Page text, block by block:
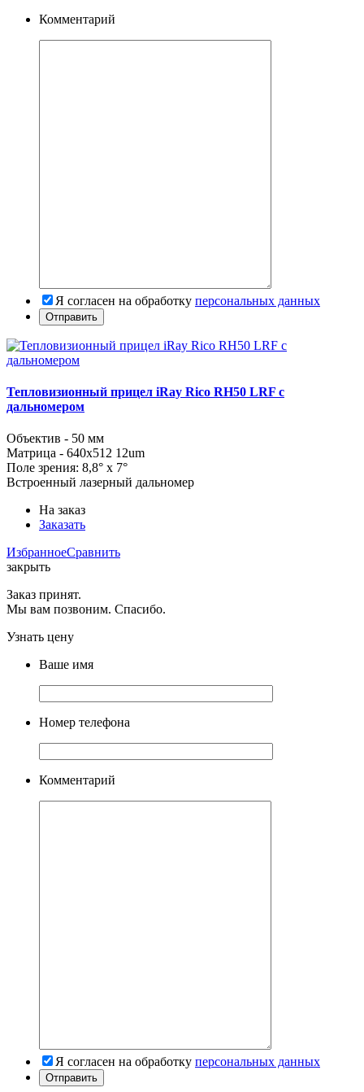
Комментарий
Я согласен на обработку персональных данных
Тепловизионный прицел iRay Rico RH50 LRF с
дальномером
Объектив - 50 мм
Матрица - 640x512 12um
Поле зрения: 8,8° x 7°
Встроенный лазерный дальномер
На заказ
Заказать
ИзбранноеСравнить
закрыть
Заказ принят.
Мы вам позвоним. Спасибо.
Узнать цену
Ваше имя
Номер телефона
Комментарий
Я согласен на обработку персональных данных